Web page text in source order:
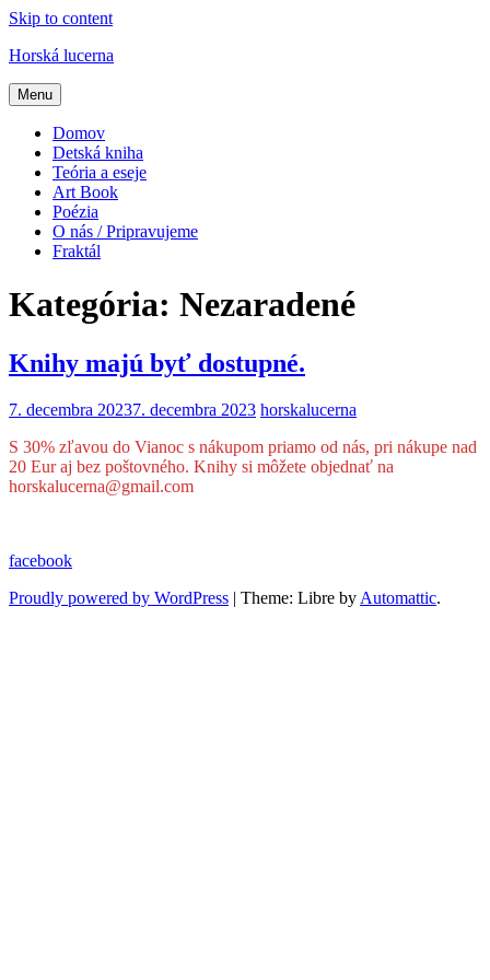
Skip to content
Horská lucerna
Menu
Domov
Detská kniha
Teória a eseje
Art Book
Poézia
O nás / Pripravujeme
Fraktál
Kategória: Nezaradené
Knihy majú byť dostupné.
7. decembra 20237. decembra 2023 horskalucerna
S 30% zľavou do Vianoc s nákupom priamo od nás, pri nákupe nad
20 Eur aj bez poštovného. Knihy si môžete objednať na
horskalucerna@gmail.com
facebook
Proudly powered by WordPress | Theme: Libre by Automattic.